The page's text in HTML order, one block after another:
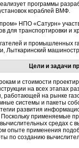
программы
кораблей ВМФ.
НПО «Сатурн»
для транспортировки и
и промышленных
Лыткаринский
Цели и задачи
и стоимости
на всех этапах
на рынке
системы и пакеты
развития
применяемые
средах с
опыте применения
по созданию